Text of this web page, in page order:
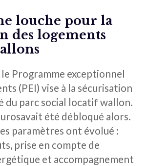
louche pour la
des logements
Programme exceptionnel
(PEI) vise à la sécurisation
du parc social locatif wallon.
été débloqué alors.
paramètres ont évolué :
prise en compte de
et accompagnement